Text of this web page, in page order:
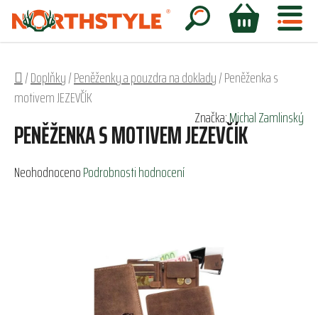
Přejít
obsah
Hledat
NÁKUPNÍ
Domů
/Doplňky/Peněženky a pouzdra na doklady/Peněženka s
motivem JEZEVČÍK
PENĚŽENKA S MOTIVEM JEZEVČÍK
Průměrné
NeohodnocenoPodrobnosti hodnocení
Značka:Michal Zamlinský